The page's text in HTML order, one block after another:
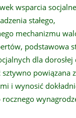
wsparcia
stałego,
mechanizmu
podstawowa
dla dorosłej
powiązana
i wynosić
rocznego